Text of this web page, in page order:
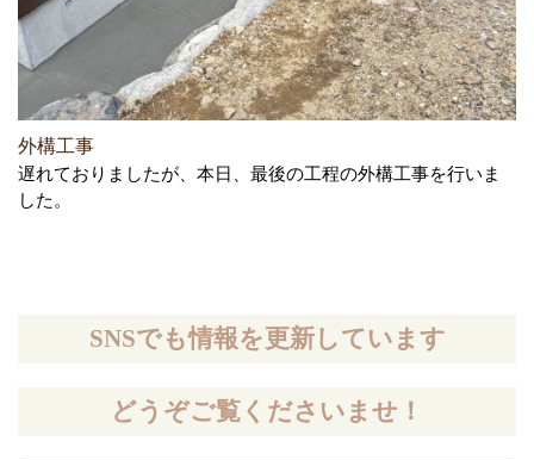
外構工事
遅れておりましたが、本日、最後の工程の外構工事を行いま
した。
SNSでも情報を更新しています
どうぞご覧くださいませ！